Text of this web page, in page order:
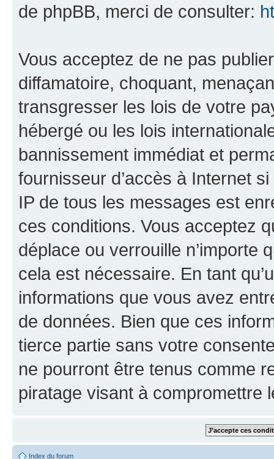
de phpBB, merci de consulter:
Vous acceptez de ne pas
diffamatoire, choquant,
transgresser les lois de votre
hébergé ou les lois
bannissement immédiat et
fournisseur d’accès à Internet
IP de tous les messages est
ces conditions. Vous acceptez
déplace ou verrouille n’importe
cela est nécessaire. En tant
informations que vous avez
de données. Bien que ces
tierce partie sans votre
ne pourront être tenus comme
piratage visant à compromettre
Index du forum